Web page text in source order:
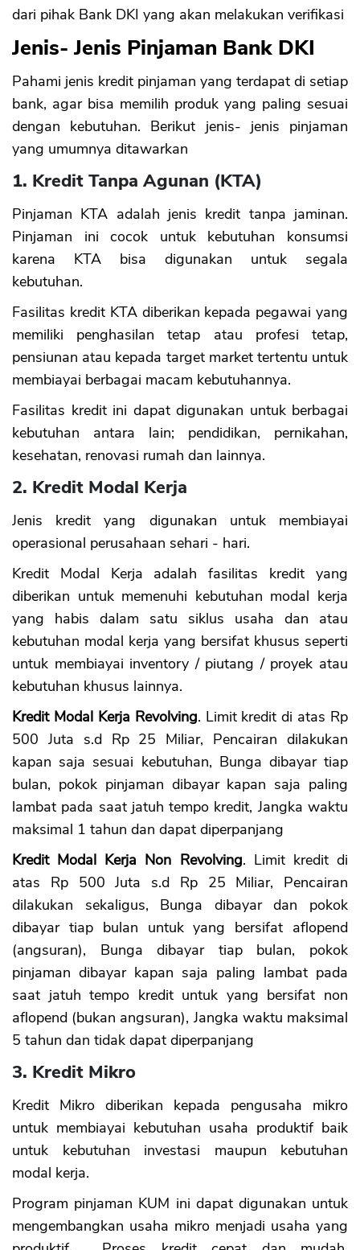
dari pihak Bank DKI yang akan melakukan verifikasi
Jenis- Jenis Pinjaman Bank DKI
Pahami jenis kredit pinjaman yang terdapat di setiap
bank, agar bisa memilih produk yang paling sesuai
dengan kebutuhan. Berikut jenis- jenis pinjaman
yang umumnya ditawarkan
1. Kredit Tanpa Agunan (KTA)
Pinjaman KTA adalah jenis kredit tanpa jaminan.
Pinjaman ini cocok untuk kebutuhan konsumsi
karena KTA bisa digunakan untuk segala
kebutuhan.
Fasilitas kredit KTA diberikan kepada pegawai yang
memiliki penghasilan tetap atau profesi tetap,
pensiunan atau kepada target market tertentu untuk
membiayai berbagai macam kebutuhannya.
Fasilitas kredit ini dapat digunakan untuk berbagai
kebutuhan antara lain; pendidikan, pernikahan,
kesehatan, renovasi rumah dan lainnya.
2. Kredit Modal Kerja
Jenis kredit yang digunakan untuk membiayai
operasional perusahaan sehari - hari.
Kredit Modal Kerja adalah fasilitas kredit yang
diberikan untuk memenuhi kebutuhan modal kerja
yang habis dalam satu siklus usaha dan atau
kebutuhan modal kerja yang bersifat khusus seperti
untuk membiayai inventory / piutang / proyek atau
kebutuhan khusus lainnya.
Kredit Modal Kerja Revolving. Limit kredit di atas Rp
500 Juta s.d Rp 25 Miliar, Pencairan dilakukan
kapan saja sesuai kebutuhan, Bunga dibayar tiap
bulan, pokok pinjaman dibayar kapan saja paling
lambat pada saat jatuh tempo kredit, Jangka waktu
maksimal 1 tahun dan dapat diperpanjang
Kredit Modal Kerja Non Revolving. Limit kredit di
atas Rp 500 Juta s.d Rp 25 Miliar, Pencairan
dilakukan sekaligus, Bunga dibayar dan pokok
dibayar tiap bulan untuk yang bersifat aflopend
(angsuran), Bunga dibayar tiap bulan, pokok
pinjaman dibayar kapan saja paling lambat pada
saat jatuh tempo kredit untuk yang bersifat non
aflopend (bukan angsuran), Jangka waktu maksimal
5 tahun dan tidak dapat diperpanjang
3. Kredit Mikro
Kredit Mikro diberikan kepada pengusaha mikro
untuk membiayai kebutuhan usaha produktif baik
untuk kebutuhan investasi maupun kebutuhan
modal kerja.
Program pinjaman KUM ini dapat digunakan untuk
mengembangkan usaha mikro menjadi usaha yang